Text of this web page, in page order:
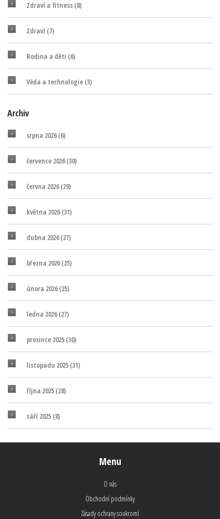
Zdraví a fitness (8)
Zdraví (7)
Rodina a děti (6)
Věda a technologie (3)
Archiv
srpna 2026(6)
července 2026(30)
června 2026(29)
května 2026(31)
dubna 2026(27)
března 2026(25)
února 2026(25)
ledna 2026(27)
prosince 2025 (30)
listopadu 2025 (31)
října 2025 (28)
září 2025 (8)
Menu
O nás
Obchodní podmínky
Zásady ochrany soukromí